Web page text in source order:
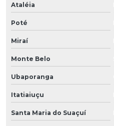
Ataléia
Poté
Miraí
Monte Belo
Ubaporanga
Itatiaiuçu
Santa Maria do Suaçuí